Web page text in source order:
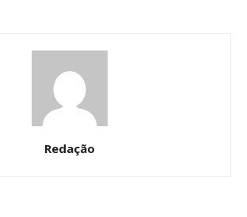
Redação